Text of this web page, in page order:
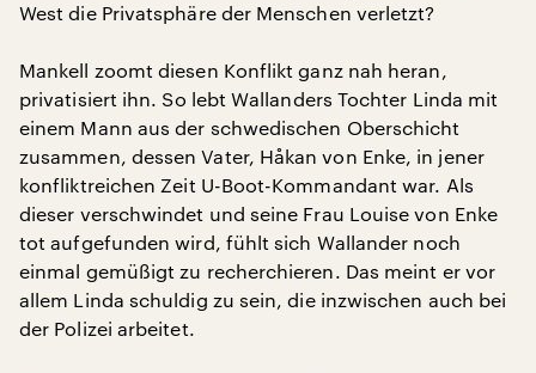
West die Privatsphäre der Menschen verletzt?
Mankell zoomt diesen Konflikt ganz nah heran,
privatisiert ihn. So lebt Wallanders Tochter Linda mit
einem Mann aus der schwedischen Oberschicht
zusammen, dessen Vater, Håkan von Enke, in jener
konfliktreichen Zeit U-Boot-Kommandant war. Als
dieser verschwindet und seine Frau Louise von Enke
tot aufgefunden wird, fühlt sich Wallander noch
einmal gemüßigt zu recherchieren. Das meint er vor
allem Linda schuldig zu sein, die inzwischen auch bei
der Polizei arbeitet.